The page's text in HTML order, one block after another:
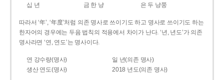
십 년 금 한 냥 은 두 냥쭝
따라서 ‘年’, ‘年度’처럼 의존 명사로 쓰이기도 하고 명사로 쓰이기도 하는
한자어의 경우에는 두음 법칙의 적용에서 차이가 난다. ‘년, 년도’가 의존
명사라면 ‘연, 연도’는 명사이다.
연 강수량(명사)
일 년(의존 명사)
생산 연도(명사)
2018 년도(의존 명사)